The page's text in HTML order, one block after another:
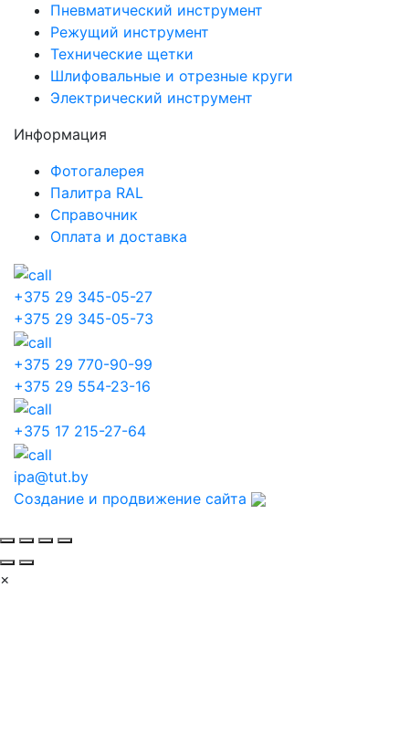
Пневматический инструмент
Режущий инструмент
Технические щетки
Шлифовальные и отрезные круги
Электрический инструмент
Информация
Фотогалерея
Палитра RAL
Справочник
Оплата и доставка
+375 29 345-05-27
+375 29 345-05-73
+375 29 770-90-99
+375 29 554-23-16
+375 17 215-27-64
ipa@tut.by
Создание и продвижение сайта
×